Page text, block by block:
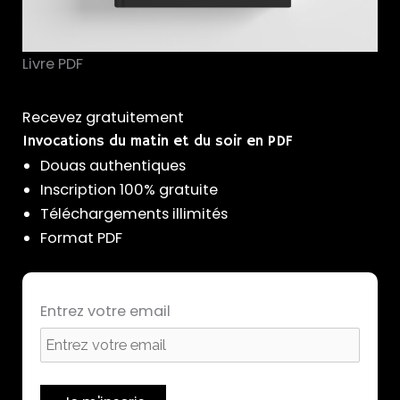
Livre PDF
Recevez gratuitement
Invocations du matin et du soir en PDF
Douas authentiques
Inscription 100% gratuite
Téléchargements illimités
Format PDF
Entrez votre email